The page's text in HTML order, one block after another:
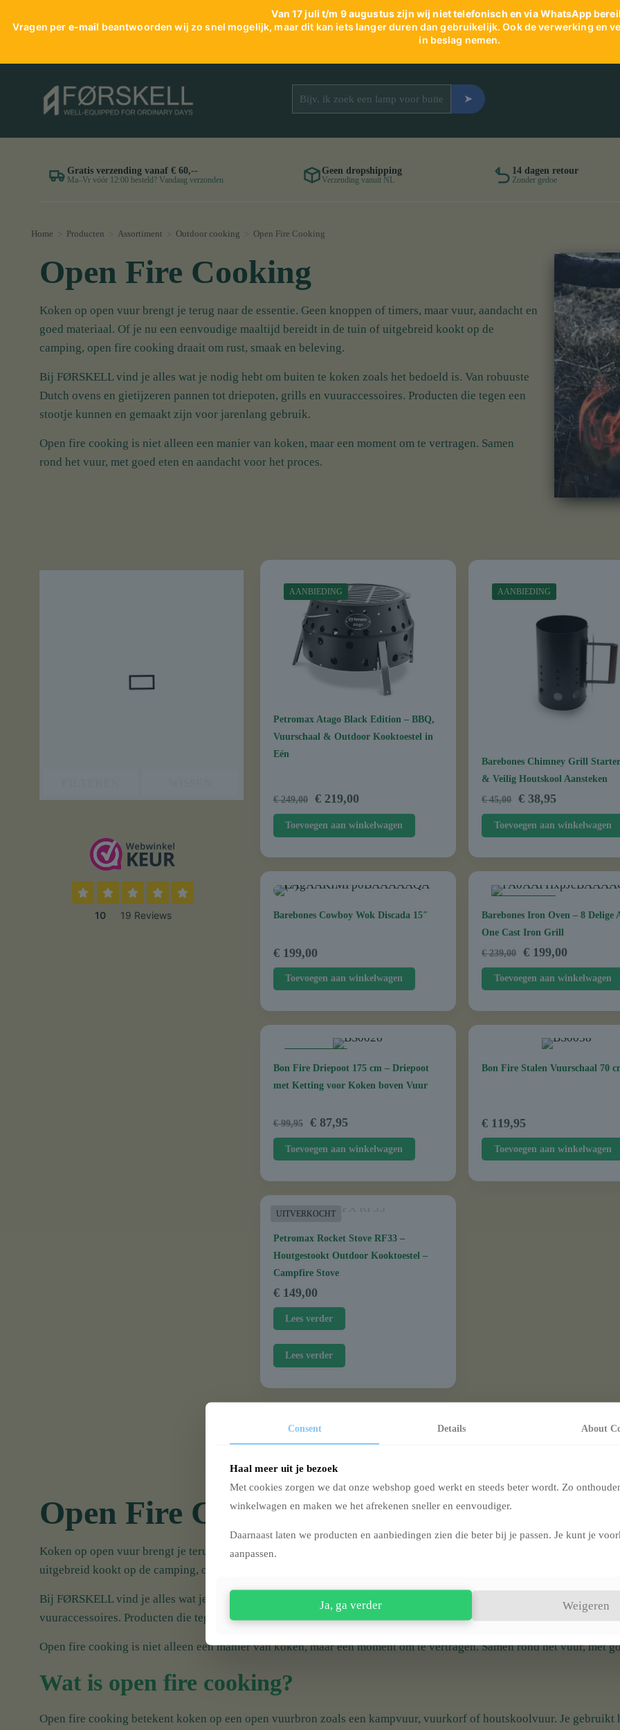
Van 17 juli t/m 9 augustus zijn wij niet telefonisch en via WhatsApp
Vragen per e-mail beantwoorden wij zo snel mogelijk, maar dit kan iets langer duren dan gebruikelijk. Ook de verwerking en
in beslag nemen.
➤
Gratis verzending vanaf € 60,--
Ma–Vr vóór 12:00 besteld? Vandaag verzonden
Geen dropshipping
Verzending vanuit NL
14 dagen retour
Zonder gedoe
Home Producten Assortiment Outdoor cooking Open Fire Cooking
Open Fire Cooking
Koken op open vuur brengt je terug naar de essentie. Geen knoppen of timers, maar vuur, aandacht en
goed materiaal. Of je nu een eenvoudige maaltijd bereidt in de tuin of uitgebreid kookt op de
camping, open fire cooking draait om rust, smaak en beleving.
Bij FØRSKELL vind je alles wat je nodig hebt om buiten te koken zoals het bedoeld is. Van robuuste
Dutch ovens en gietijzeren pannen tot driepoten, grills en vuuraccessoires. Producten die tegen een
stootje kunnen en gemaakt zijn voor jarenlang gebruik.
Open fire cooking is niet alleen een manier van koken, maar een moment om te vertragen. Samen
rond het vuur, met goed eten en aandacht voor het proces.
AANBIEDING
Petromax Atago Black Edition – BBQ,
Vuurschaal & Outdoor Kooktoestel in
Eén
€249,00
Oorspronkelijke
prijs
was:
€ 249,00.
€219,00Huidige
prijs
is:
€ 219,00.
Toevoegen aan winkelwagen
AANBIEDING
Barebones Chimney Grill
& Veilig Houtskool Aansteken
€45,00
Oorspronkelijke
prijs
was:
€ 45,00.
€ 38,95Huidige
prijs
is:
€ 38,95.
Toevoegen aan winkelwagen
Barebones Cowboy Wok Discada 15″
€199,00
Toevoegen aan winkelwagen
Barebones Iron Oven – 8 Delige
One Cast Iron Grill
€239,00
Oorspronkelijke
prijs
was:
€ 199,00
prijs
is:
Toevoegen aan winkelwagen
Bon Fire Driepoot 175 cm – Driepoot
met Ketting voor Koken boven Vuur
€99,95
Oorspronkelijke
prijs
was:
€87,95Huidige
prijs
is:
Toevoegen aan winkelwagen
Bon Fire Stalen Vuurschaal 70
€ 119,95
Toevoegen aan winkelwagen
UITVERKOCHT
Petromax Rocket Stove RF33 –
Houtgestookt Outdoor Kooktoestel –
Campfire Stove
€149,00
Lees verder
Lees verder
Open Fire Cooking – Koken op open vuur
Koken op open vuur brengt je terug naar de essentie. Geen knoppen of timers, maar vuur, aandacht en goed
uitgebreid kookt op de camping, open fire cooking draait om rust, smaak en beleving.
Bij FØRSKELL vind je alles wat je nodig hebt om buiten te koken zoals het bedoeld is. Van robuuste Dutch ovens en
vuuraccessoires. Producten die tegen een stootje kunnen en gemaakt zijn voor jarenlang gebruik.
Open fire cooking is niet alleen een manier van koken, maar een moment om te vertragen. Samen rond het vuur, met
Wat is open fire cooking?
Open fire cooking betekent koken op een open vuurbron zoals een kampvuur, vuurkorf of houtskoolvuur. Je
Consent Details About
Haal meer uit je bezoek
Met cookies zorgen we dat onze webshop goed werkt en steeds beter wordt. Zo
winkelwagen en maken we het afrekenen sneller en eenvoudiger.
Daarnaast laten we producten en aanbiedingen zien die beter bij je passen. Je kunt je
aanpassen.
Weigeren
Ja, ga verder